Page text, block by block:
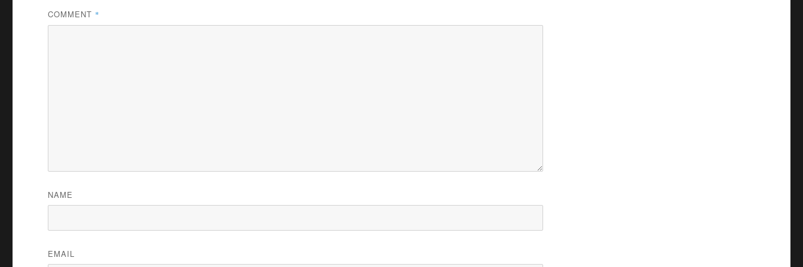
COMMENT *
NAME
EMAIL